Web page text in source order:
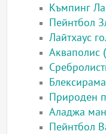
Къмпинг
Пейнтбол
Лайтхаус
Акваполис
Природен
Аладжа
Пейнтбол